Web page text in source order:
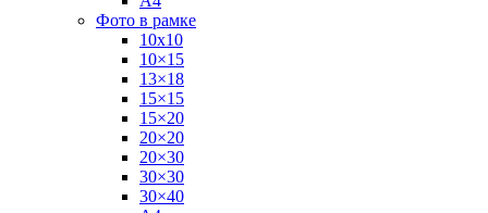
Фото в рамке
10х10
10×15
13×18
15×15
15×20
20×20
20×30
30×30
30×40